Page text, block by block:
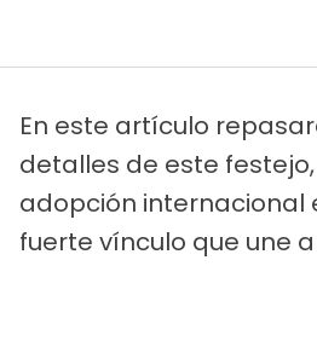
En este artículo
detalles de este
adopción internacional
fuerte vínculo que une